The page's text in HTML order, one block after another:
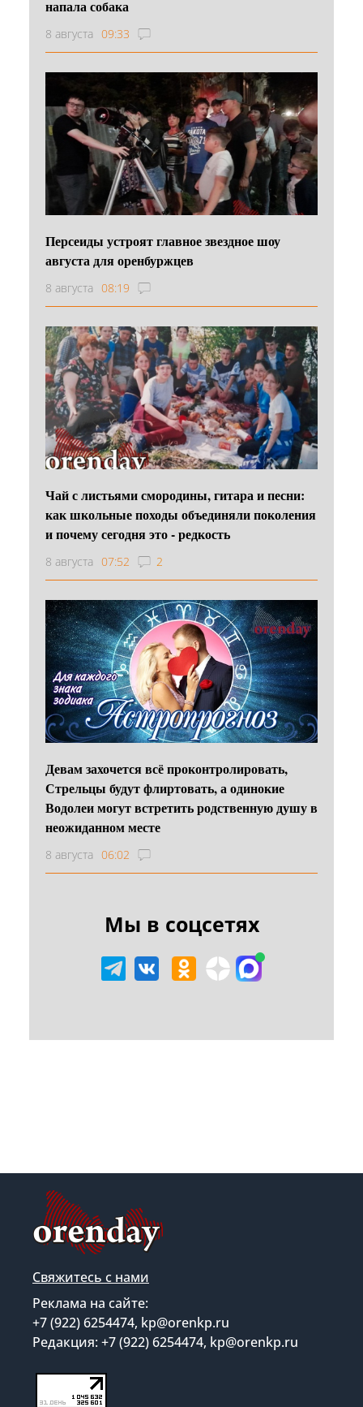
напала собака
8 августа 09:33
Персеиды устроят главное звездное шоу
августа для оренбуржцев
8 августа 08:19
Чай с листьями смородины, гитара и песни:
как школьные походы объединяли поколения
и почему сегодня это - редкость
8 августа 07:52 2
Девам захочется всё проконтролировать,
Стрельцы будут флиртовать, а одинокие
Водолеи могут встретить родственную душу в
неожиданном месте
8 августа 06:02
Мы в соцсетях
Свяжитесь с нами
Реклама на сайте:
+7 (922) 6254474, kp@orenkp.ru
Редакция: +7 (922) 6254474, kp@orenkp.ru